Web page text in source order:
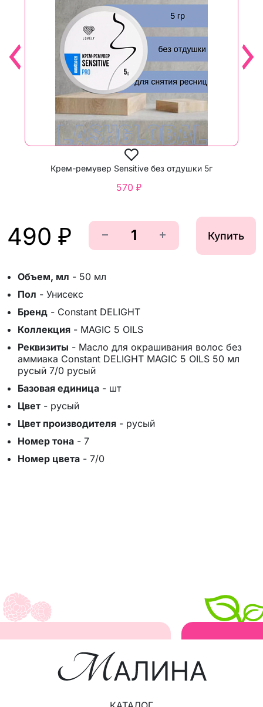
Крем-ремувер Sensitive без отдушки 5г
570 ₽
490 ₽ Купить
Объем, мл - 50 мл
Пол - Унисекс
Бренд - Constant DELIGHT
Коллекция - MAGIC 5 OILS
Реквизиты - Масло для окрашивания волос без
аммиака Constant DELIGHT MAGIC 5 OILS 50 мл
русый 7/0 русый
Базовая единица - шт
Цвет - русый
Цвет производителя - русый
Номер тона - 7
Номер цвета - 7/0